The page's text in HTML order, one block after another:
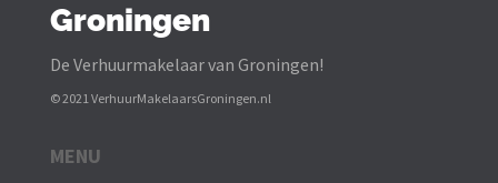
Groningen
De Verhuurmakelaar van Groningen!
© 2021 VerhuurMakelaarsGroningen.nl
MENU